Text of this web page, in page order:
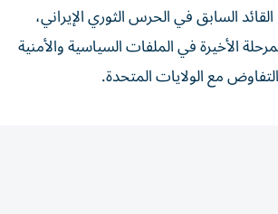
السابق في الحرس الثوري الإيراني،
الأخيرة في الملفات السياسية والأمنية
مع الولايات المتحدة.